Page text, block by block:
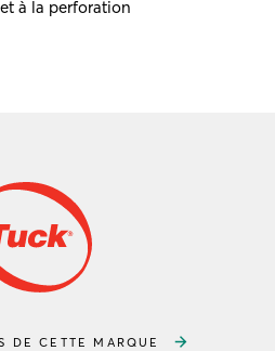
à la perforation
DE CETTE MARQUE